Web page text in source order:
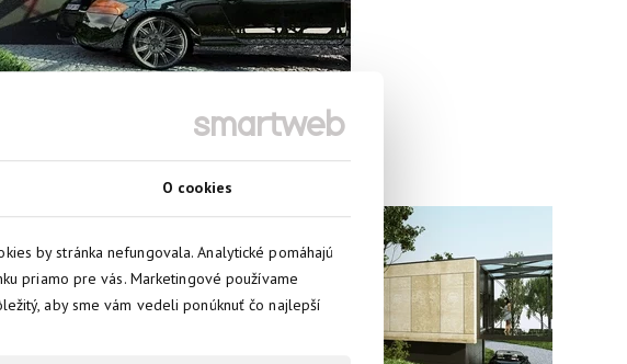
O cookies
by stránka nefungovala. Analytické pomáhajú
priamo pre vás. Marketingové používame
aby sme vám vedeli ponúknuť čo najlepší